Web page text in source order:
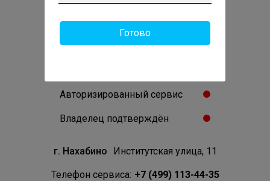
Авторизированный сервис
Владелец подтверждён
г. Нахабино Институтская улица, 11
Телефон сервиса: +7 (499) 113-44-35
Готово